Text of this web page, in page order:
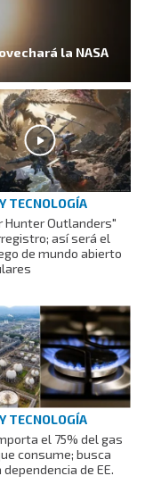
la NASA
TECNOLOGÍA
Hunter Outlanders"
así será el
de mundo abierto
TECNOLOGÍA
el 75% del gas
consume; busca
de EE.